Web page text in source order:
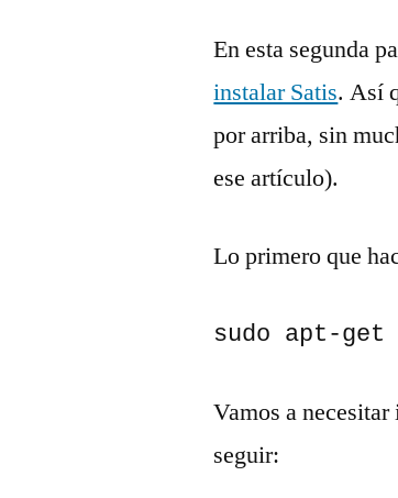
En esta segunda
instalar Satis. Así
por arriba, sin
ese artículo).
Lo primero que
sudo apt-
Vamos a
seguir: